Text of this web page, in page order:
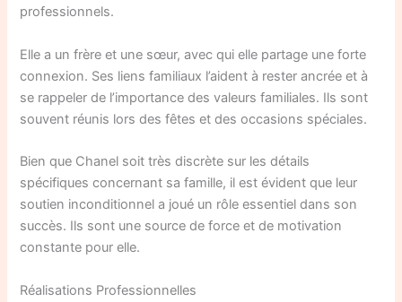
professionnels.
Elle a un frère et une sœur, avec qui elle partage une forte
connexion. Ses liens familiaux l’aident à rester ancrée et à
se rappeler de l’importance des valeurs familiales. Ils sont
souvent réunis lors des fêtes et des occasions spéciales.
Bien que Chanel soit très discrète sur les détails
spécifiques concernant sa famille, il est évident que leur
soutien inconditionnel a joué un rôle essentiel dans son
succès. Ils sont une source de force et de motivation
constante pour elle.
Réalisations Professionnelles